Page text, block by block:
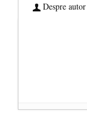
Despre autor